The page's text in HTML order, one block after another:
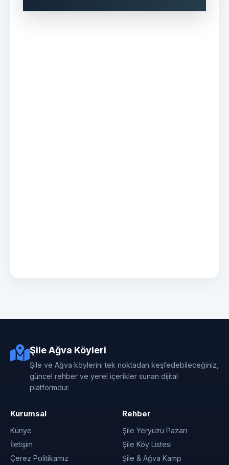
Şile Ağva Köyleri
Şile ve Ağva köylerini tek noktadan keşfedebileceğiniz,
güncel rehber ve yerel içerikler sunan dijital
platformdur.
Kurumsal
Künye
İletişim
Çerez Politikamız
Rehber
Şile Yeryüzü Pazarı
Şile Köy Listesi
Şile & Ağva Kamp